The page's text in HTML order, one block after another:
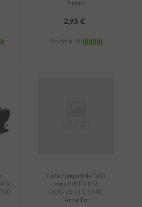
Negro
2,95 €
Stocks (+10)
Tinta compatible DBT
para BROTHER
LC1220 / LC1240
Amarillo